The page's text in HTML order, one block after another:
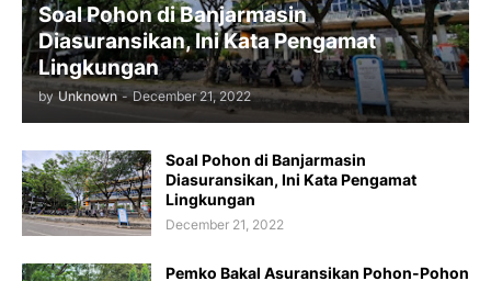
Soal Pohon di Banjarmasin
Diasuransikan, Ini Kata Pengamat
Lingkungan
by Unknown - December 21, 2022
Soal Pohon di Banjarmasin
Diasuransikan, Ini Kata Pengamat
Lingkungan
December 21, 2022
Pemko Bakal Asuransikan Pohon-Pohon